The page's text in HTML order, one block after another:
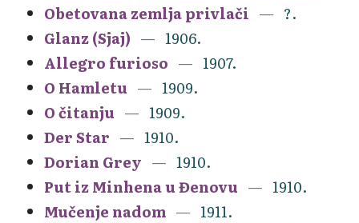
Obetovana zemlja privlači
?.
Glanz (Sjaj)
1906.
Allegro furioso
1907.
O Hamletu
1909.
O čitanju
1909.
Der Star
1910.
Dorian Grey
1910.
Put iz Minhena u Đenovu
1910.
Mučenje nadom
1911.